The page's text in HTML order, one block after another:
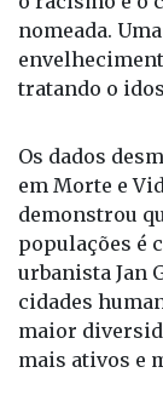
nomeada.
tratando o
Os dados
em Morte e
demonstrou
populações é
urbanista Jan
cidades
maior
mais ativos e